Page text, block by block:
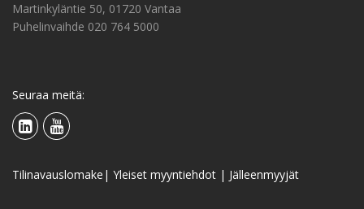
Martinkyläntie 50, 01720 Vantaa
Puhelinvaihde 020 764 5000
Seuraa meitä:
Tilinavauslomake | Yleiset myyntiehdot | Jälleenmyyjät